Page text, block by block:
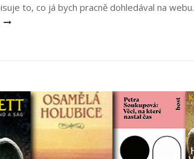
to, co já bych pracně dohledával na webu.